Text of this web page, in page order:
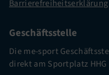
Barrierefreiheitserklärung
Geschäftsstelle
Die me-sport
direkt am Sportplatz HHG